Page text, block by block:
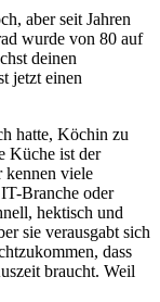
aber seit Jahren
wurde von 80 auf
deinen
jetzt einen
hatte, Köchin zu
Küche ist der
kennen viele
Branche oder
hektisch und
sie verausgabt sich
dass
braucht. Weil